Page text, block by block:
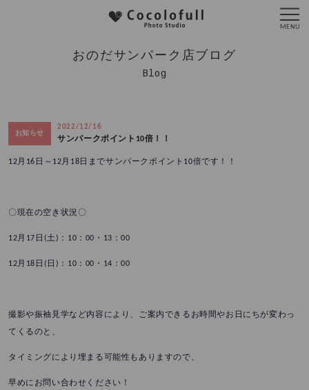
おのだサンパーク店ブログ
Blog
お知らせ
2022/12/16
サンパークポイント10倍！！
12月16日～12月18日までサンパークポイント10倍です！！
〇現在の空き状況〇
12月17日(土)：10：00・13：00
12月18日(日)：10：00・14：00
撮影や振袖見学など内容により、ご案内できるお時間やお日にちが変わっ
てくるのと、
タイミングにより埋まる可能性もありますので、
早めにお問い合わせください！